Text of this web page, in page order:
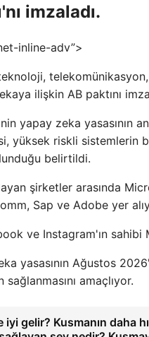
imzaladı.
inline-adv”>
ilişkin AB paktını
yapay zeka yasasının
yüksek riskli sistemlerin
belirtildi.
şirketler arasında
Sap ve Adobe yer
ve Instagram'ın sahibi
yasasının Ağustos
sağlanmasını amaçlıyor.
gelir? Kusmanın daha